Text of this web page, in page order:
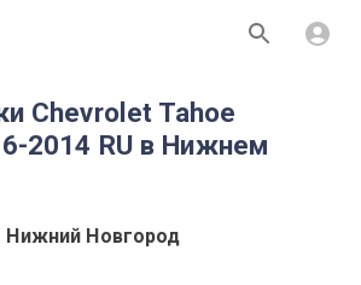
Chevrolet Tahoe
2014 RU в Нижнем
Нижний Новгород